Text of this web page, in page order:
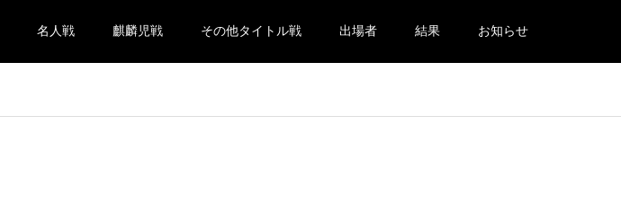
名人戦 麒麟児戦 その他タイトル戦 出場者 結果 お知らせ